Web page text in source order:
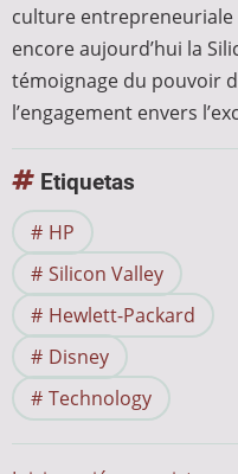
culture
encore aujourd’hui la
témoignage du pouvoir
l’engagement envers
Etiquetas
HP
Silicon Valley
Hewlett-Packard
Disney
Technology